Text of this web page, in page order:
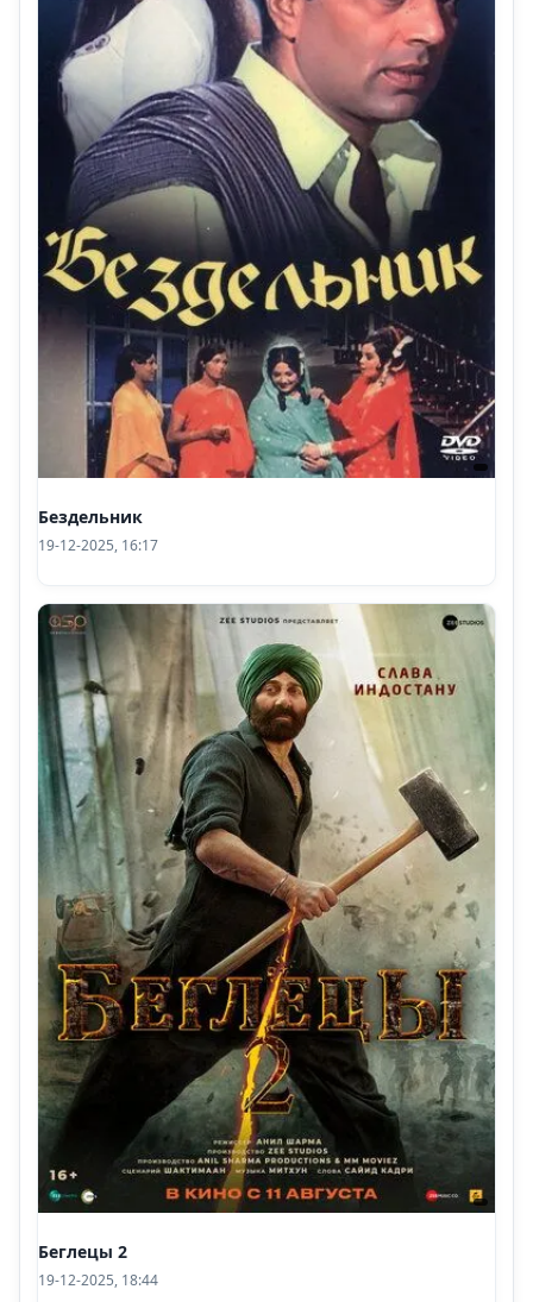
Бездельник
19-12-2025, 16:17
Беглецы 2
19-12-2025, 18:44